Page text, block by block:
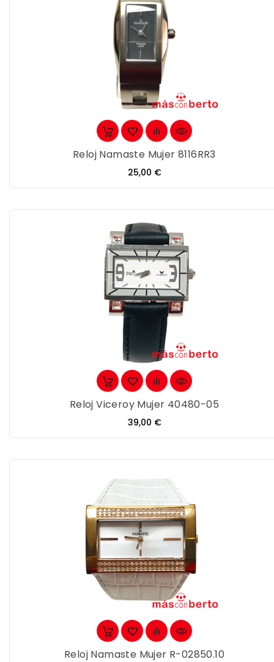
Reloj Namaste Mujer 8116RR3
Precio
25,00 €
Reloj Viceroy Mujer 40480-05
Precio
39,00 €
Reloj Namaste Mujer R-02850.10